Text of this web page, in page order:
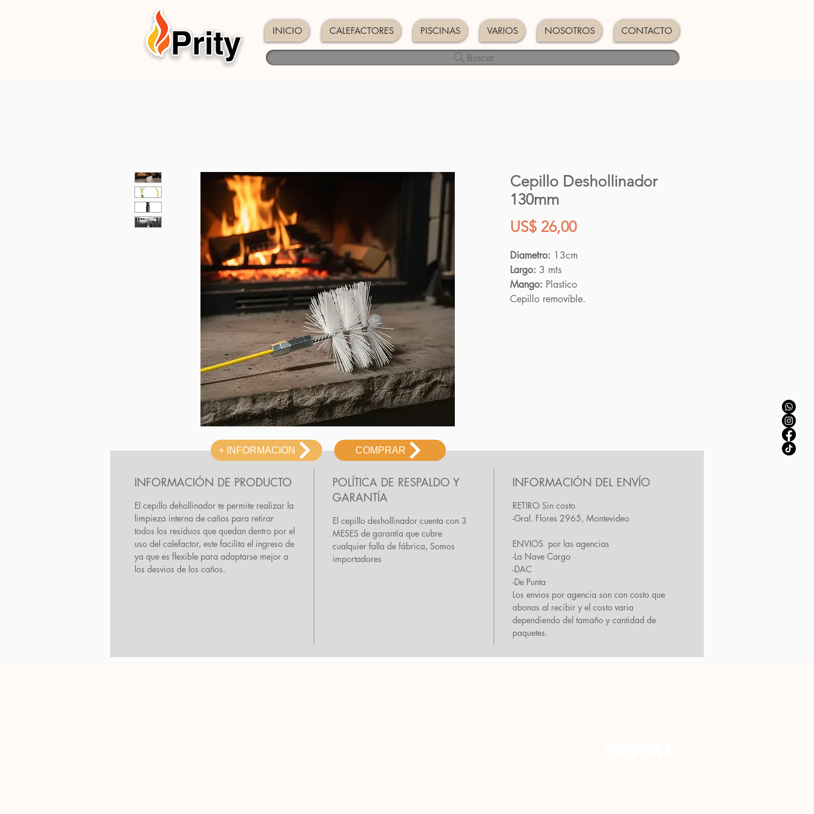
INICIO CALEFACTORES PISCINAS VARIOS NOSOTROS CONTACTO
Buscar
Cepillo Deshollinador
130mm
US$ 26,00Precio
Diametro: 13cm
Largo: 3 mts
Mango: Plastico
Cepillo removible.
INFORMACIÓN DE PRODUCTO
El cepillo dehollinador te permite realizar la
limpieza interna de caños para retirar
todos los residuos que quedan dentro por el
uso del calefactor, este facilita el ingreso de
ya que es flexible para adaptarse mejor a
los desvios de los caños.
POLÍTICA DE RESPALDO Y
GARANTÍA
El cepillo deshollinador cuenta con 3
MESES de garantía que cubre
cualquier falla de fábrica, Somos
importadores
INFORMACIÓN DEL ENVÍO
RETIRO Sin costo
-Gral. Flores 2965, Montevideo
ENVIOS por las agencias
-La Nave Cargo
-DAC
-De Punta
Los envios por agencia son con costo que
abonas al recibir y el costo varia
dependiendo del tamaño y cantidad de
paquetes.
COMPRAR
+ INFORMACIÓN